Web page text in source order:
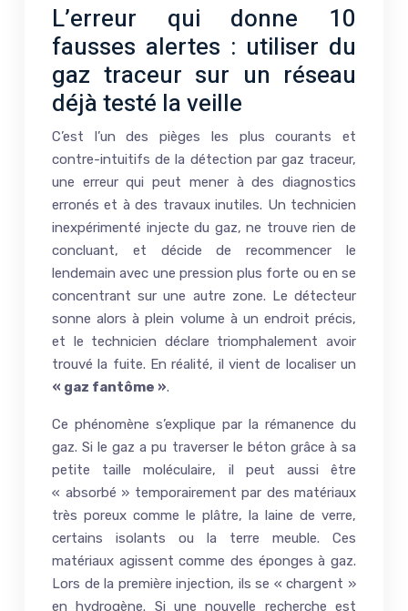
L’erreur qui donne 10
fausses alertes : utiliser du
gaz traceur sur un réseau
déjà testé la veille
C’est l’un des pièges les plus courants et
contre-intuitifs de la détection par gaz traceur,
une erreur qui peut mener à des diagnostics
erronés et à des travaux inutiles. Un technicien
inexpérimenté injecte du gaz, ne trouve rien de
concluant, et décide de recommencer le
lendemain avec une pression plus forte ou en se
concentrant sur une autre zone. Le détecteur
sonne alors à plein volume à un endroit précis,
et le technicien déclare triomphalement avoir
trouvé la fuite. En réalité, il vient de localiser un
« gaz fantôme ».
Ce phénomène s’explique par la rémanence du
gaz. Si le gaz a pu traverser le béton grâce à sa
petite taille moléculaire, il peut aussi être
« absorbé » temporairement par des matériaux
très poreux comme le plâtre, la laine de verre,
certains isolants ou la terre meuble. Ces
matériaux agissent comme des éponges à gaz.
Lors de la première injection, ils se « chargent »
en hydrogène. Si une nouvelle recherche est